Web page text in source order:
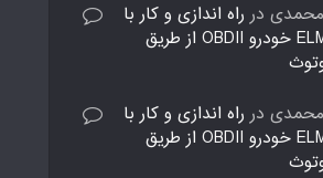
در راه اندازی و کار با
دیاگ ELM327 خودرو OBDII از طریق
در راه اندازی و کار با
دیاگ ELM327 خودرو OBDII از طریق